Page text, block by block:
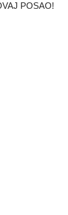
POSAO!